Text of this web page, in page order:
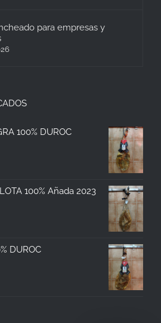
para empresas y
100% DUROC
100% Añada 2023
DUROC